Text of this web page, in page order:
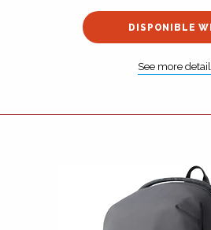
DISPONIBLE
See more